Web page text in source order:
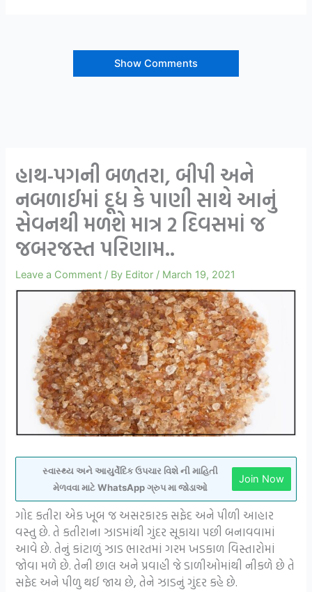
Show Comments
હાથ-પગની બળતરા, બીપી અને
નબળાઈમાં દૂધ કે પાણી સાથે આનું
સેવનથી મળશે માત્ર 2 દિવસમાં જ
જબરજસ્ત પરિણામ..
Leave a Comment / By Editor / March 19, 2021
સ્વાસ્થ્ય અને આયુર્વેદિક ઉપચાર વિશે ની માહિતી
મેળવવા માટે WhatsApp ગ્રુપ મા જોડાઓ
Join Now
ગોદ કતીરા એક ખૂબ જ અસરકારક સફેદ અને પીળી આહાર
વસ્તુ છે. તે કતીરાના ઝાડમાંથી ગુંદર સૂકાયા પછી બનાવવામાં
આવે છે. તેનું કાંટાળું ઝાડ ભારતમાં ગરમ ખડકાળ વિસ્તારોમાં
જોવા મળે છે. તેની છાલ અને પ્રવાહી જે ડાળીઓમાંથી નીકળે છે તે
સફેદ અને પીળુ થઈ જાય છે, તેને ઝાડનું ગુંદર કહે છે.